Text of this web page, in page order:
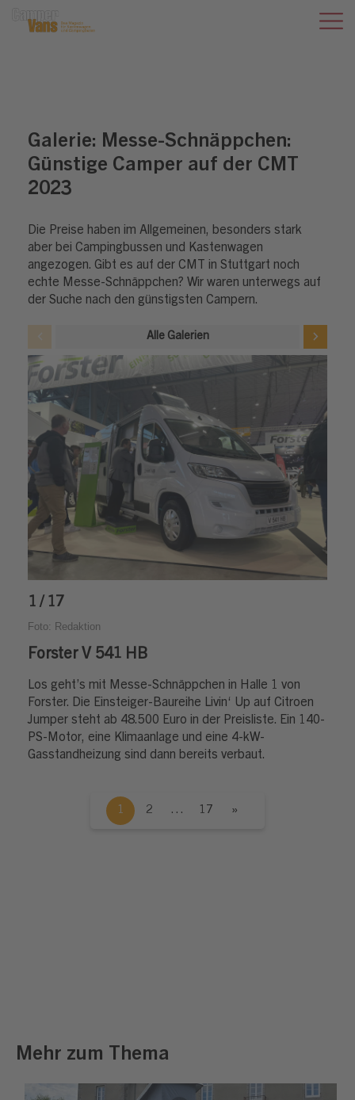
Galerie: Messe-Schnäppchen:
Günstige Camper auf der CMT
2023
Die Preise haben im Allgemeinen, besonders stark
aber bei Campingbussen und Kastenwagen
angezogen. Gibt es auf der CMT in Stuttgart noch
echte Messe-Schnäppchen? Wir waren unterwegs auf
der Suche nach den günstigsten Campern.
Alle Galerien
1 / 17
Foto: Redaktion
Forster V 541 HB
Los geht’s mit Messe-Schnäppchen in Halle 1 von
Forster. Die Einsteiger-Baureihe Livin‘ Up auf Citroen
Jumper steht ab 48.500 Euro in der Preisliste. Ein 140-
PS-Motor, eine Klimaanlage und eine 4-kW-
Gasstandheizung sind dann bereits verbaut.
1 2 … 17 »
Mehr zum Thema